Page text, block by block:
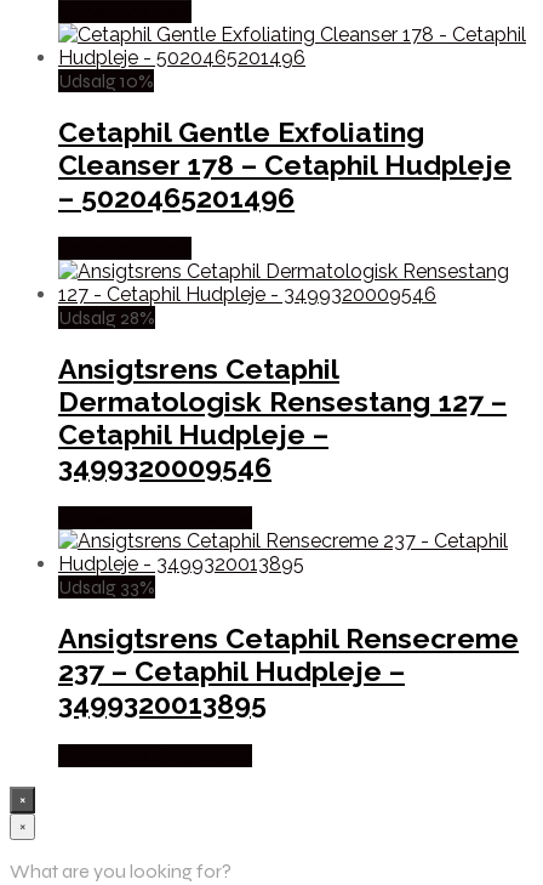
Udsalg 10%
Cetaphil Gentle Exfoliating
Cleanser 178 – Cetaphil Hudpleje
– 5020465201496
Udsalg 28%
Ansigtsrens Cetaphil
Dermatologisk Rensestang 127 –
Cetaphil Hudpleje –
3499320009546
Udsalg 33%
Ansigtsrens Cetaphil Rensecreme
237 – Cetaphil Hudpleje –
3499320013895
×
×
What are you looking for?